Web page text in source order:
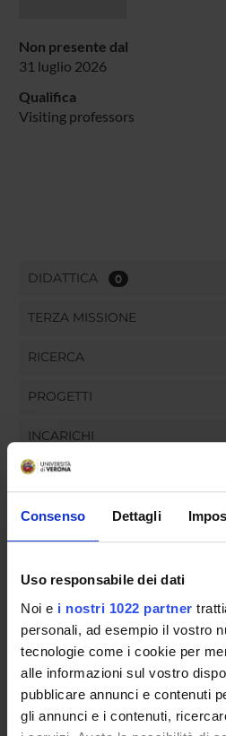
Consenso Dettagli
Uso responsabile dei dati
Noi e i nostri 1022 partner
personali, ad esempio il vostro
tecnologie come i cookie per
alle informazioni sul vostro
pubblicare annunci e contenuti
gli annunci e i contenuti,
Non presente dal
31 luglio 2026
Qualifica
Visiting professors
DIDATTICA 0
TERZA MISSIONE
RICERCA
PROGETTI
INCARICHI
GOVERNANCE
COMMISSIONI
UFFICI E STRUTTURE DI
SERVIZI DI SEGRETERIA